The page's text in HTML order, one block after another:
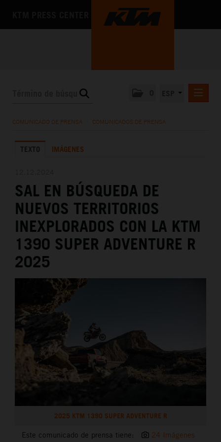
LA EMPRESA
COMUNICADO DE PRENSA COMUNICADOS DE PRENSA
TEXTO IMÁGENES
SAL EN BÚSQUEDA DE
NUEVOS TERRITORIOS
INEXPLORADOS CON LA KTM
1390 SUPER ADVENTURE R
2025
2025 KTM 1390 SUPER ADVENTURE R
Este comunicado de prensa tiene: 24 Imágenes